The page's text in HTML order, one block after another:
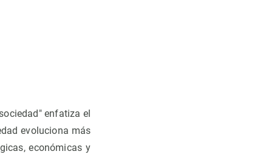
enfatiza el
evoluciona más
económicas y